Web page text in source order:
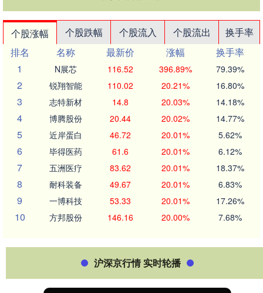
个股涨幅 个股跌幅 个股流入 个股流出
换手率
排名
名称 最新价 涨幅
换手率
1
N展芯 116.52 396.89% 79.39%
2 锐翔智能 110.02 20.21% 16.80%
3 志特新材 14.8 20.03% 14.18%
4 博腾股份 20.44 20.02% 14.77%
5 近岸蛋白 46.72 20.01% 5.62%
6 毕得医药 61.6 20.01% 6.12%
7 五洲医疗 83.62 20.01% 18.37%
8 耐科装备 49.67 20.01% 6.83%
9 一博科技 53.33 20.01% 17.26%
10 方邦股份 146.16 20.00% 7.68%
沪深京行情 实时轮播